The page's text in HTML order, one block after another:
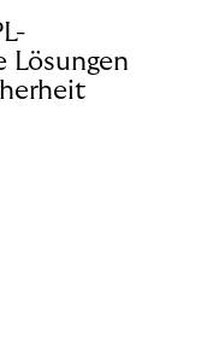
Lösungen